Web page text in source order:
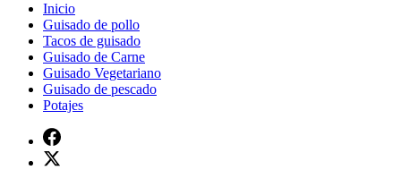
Inicio
Guisado de pollo
Tacos de guisado
Guisado de Carne
Guisado Vegetariano
Guisado de pescado
Potajes